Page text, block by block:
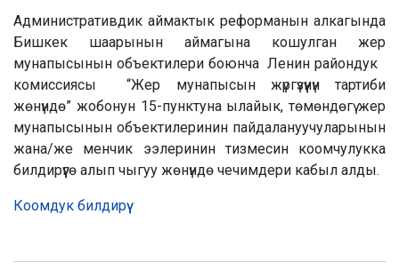
Административдик аймактык реформанын алкагында
Бишкек шаарынын аймагына кошулган жер
мунапысынын объектилери боюнча Ленин райондук
комиссиясы “Жер мунапысын жүргүзүүнүн тартиби
жөнүндө” жобонун 15-пунктуна ылайык, төмөндөгү жер
мунапысынын объектилеринин пайдалануучуларынын
жана/же менчик ээлеринин тизмесин коомчулукка
билдирүүгө алып чыгуу жөнүндө чечимдери кабыл алды.
Коомдук билдирүү